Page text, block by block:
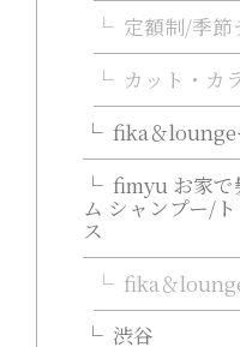
定額制/季節
カット・カ
fika＆lounge
fimyu お家で
ム シャンプー/
ス
fika＆
渋谷